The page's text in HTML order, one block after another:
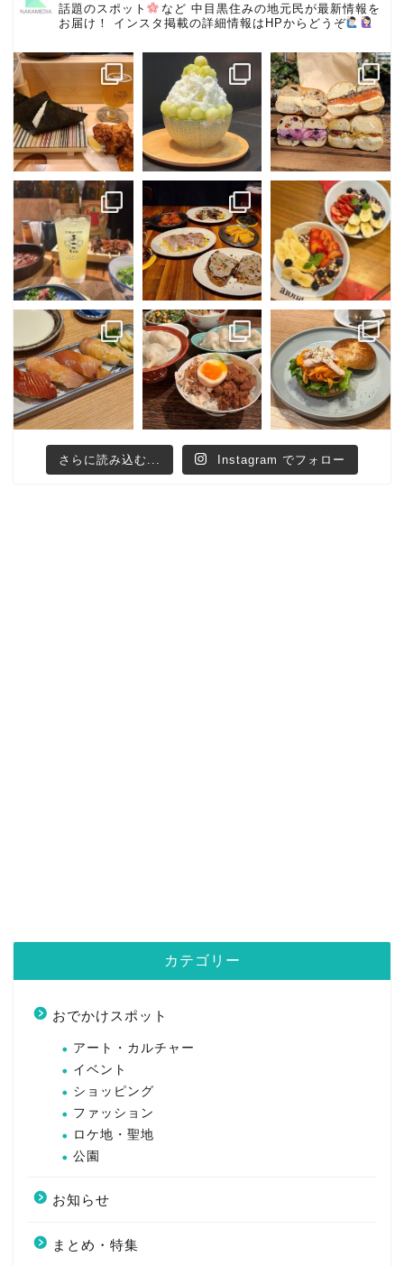
話題のスポット
など 中目黒住みの地元民が最新情報を
お届け！
インスタ掲載の詳細情報はHPからどうぞ
さらに読み込む... Instagram でフォロー
カテゴリー
おでかけスポット
アート・カルチャー
イベント
ショッピング
ファッション
ロケ地・聖地
公園
お知らせ
まとめ・特集